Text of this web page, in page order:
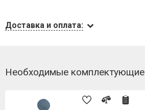
Доставка и оплата:
Необходимые комплектующие